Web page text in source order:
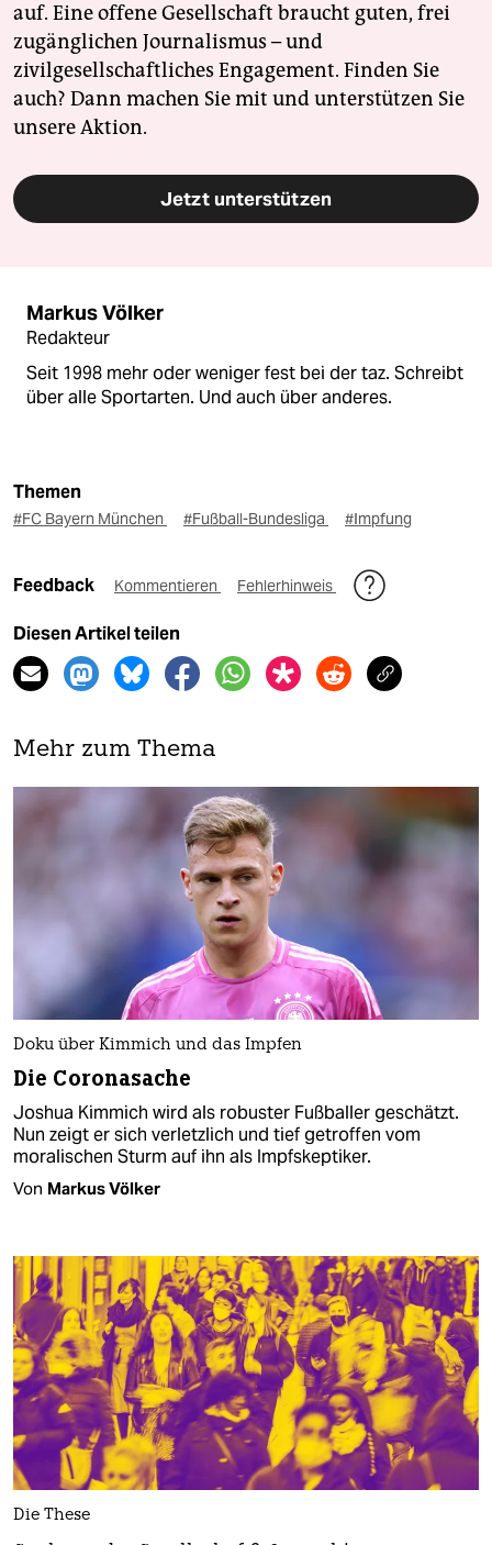
auf. Eine offene Gesellschaft braucht guten, frei
zugänglichen Journalismus – und
zivilgesellschaftliches Engagement. Finden Sie
auch? Dann machen Sie mit und unterstützen Sie
unsere Aktion.
Jetzt unterstützen
Markus Völker
Redakteur
Seit 1998 mehr oder weniger fest bei der taz. Schreibt
über alle Sportarten. Und auch über anderes.
Themen
#FC Bayern München #Fußball-Bundesliga #Impfung
Feedback Kommentieren Fehlerhinweis
Diesen Artikel teilen
Mehr zum Thema
Doku über Kimmich und das Impfen
Die Coronasache
Joshua Kimmich wird als robuster Fußballer geschätzt.
Nun zeigt er sich verletzlich und tief getroffen vom
moralischen Sturm auf ihn als Impfskeptiker.
Von Markus Völker
Die These